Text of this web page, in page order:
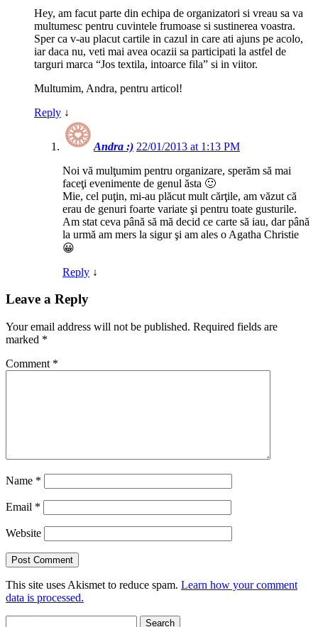
Hey, am facut parte din echipa de organizatori si vreau sa va
multumesc pentru cuvintele frumoase si sustinerea voastra.
Sper ca v-au placut cartile in cazul in care ati ajuns pe acolo,
iar daca nu, veti mai avea ocazii sa participati la astfel de
targuri marca “Jos textila, intoarce fila” si in viitor.
Multumim, Andra, pentru articol!
Reply ↓
Andra :) 22/01/2013 at 1:13 PM
Noi vă mulţumim pentru organizare, sperăm să mai
faceţi evenimente de genul ăsta 🙂
Mie, cel puţin, mi-au plăcut mult cărţile, am văzut că
erau de genuri foarte variate şi pentru toate gusturile.
Am stat ceva până să mă decid ce carte să iau, dar până
la urmă am mers la sigur şi am ales o Agatha Christie
😀
Reply ↓
Leave a Reply
Your email address will not be published. Required fields are
marked *
Comment *
Name *
Email *
Website
This site uses Akismet to reduce spam. Learn how your comment
data is processed.